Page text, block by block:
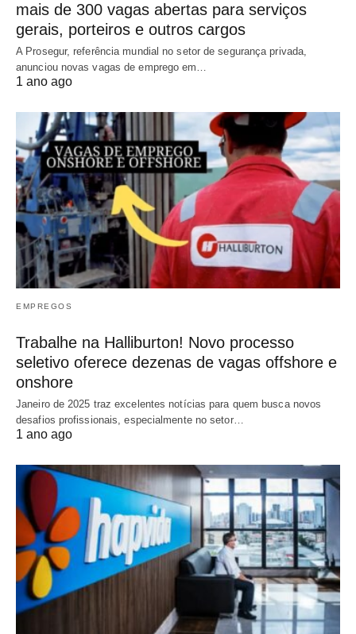
mais de 300 vagas abertas para serviços
gerais, porteiros e outros cargos
A Prosegur, referência mundial no setor de segurança privada,
anunciou novas vagas de emprego em…
1 ano ago
EMPREGOS
Trabalhe na Halliburton! Novo processo
seletivo oferece dezenas de vagas offshore e
onshore
Janeiro de 2025 traz excelentes notícias para quem busca novos
desafios profissionais, especialmente no setor…
1 ano ago